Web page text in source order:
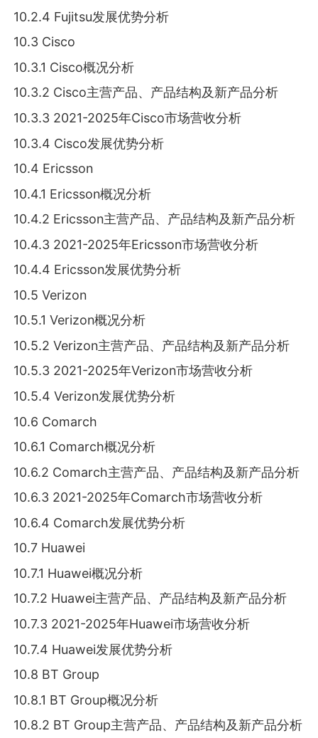
10.2.4 Fujitsu发展优势分析
10.3 Cisco
10.3.1 Cisco概况分析
10.3.2 Cisco主营产品、产品结构及新产品分析
10.3.3 2021-2025年Cisco市场营收分析
10.3.4 Cisco发展优势分析
10.4 Ericsson
10.4.1 Ericsson概况分析
10.4.2 Ericsson主营产品、产品结构及新产品分析
10.4.3 2021-2025年Ericsson市场营收分析
10.4.4 Ericsson发展优势分析
10.5 Verizon
10.5.1 Verizon概况分析
10.5.2 Verizon主营产品、产品结构及新产品分析
10.5.3 2021-2025年Verizon市场营收分析
10.5.4 Verizon发展优势分析
10.6 Comarch
10.6.1 Comarch概况分析
10.6.2 Comarch主营产品、产品结构及新产品分析
10.6.3 2021-2025年Comarch市场营收分析
10.6.4 Comarch发展优势分析
10.7 Huawei
10.7.1 Huawei概况分析
10.7.2 Huawei主营产品、产品结构及新产品分析
10.7.3 2021-2025年Huawei市场营收分析
10.7.4 Huawei发展优势分析
10.8 BT Group
10.8.1 BT Group概况分析
10.8.2 BT Group主营产品、产品结构及新产品分析